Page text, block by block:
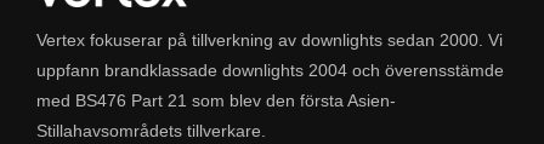
Vertex fokuserar på tillverkning av downlights sedan 2000. Vi
uppfann brandklassade downlights 2004 och överensstämde
med BS476 Part 21 som blev den första Asien-
Stillahavsområdets tillverkare.